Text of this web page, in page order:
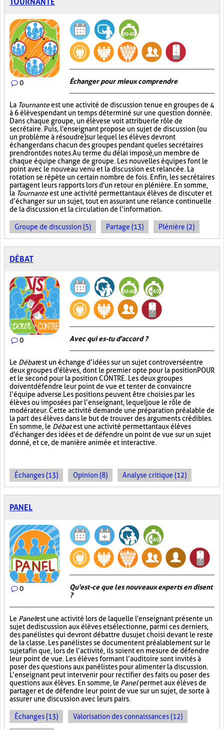
0 Échanger pour mieux comprendre
La Tournanteest une activité de discussion tenue en groupes de 4
à 6 élèves pendant un temps déterminé sur une question donnée.
Dans chaque groupe, un élève se voit attribuer le rôle de
secrétaire. Puis, l'enseignant propose un sujet de discussion (ou
un problème à résoudre) sur lequel les élèves devront
échanger dans chacun des groupes pendant que les secrétaires
prendront des notes. Au terme du délai imposé, un membre de
chaque équipe change de groupe. Les nouvelles équipes font le
point avec le nouveau venu et la discussion est relancée. La
rotation se répète un certain nombre de fois. Enfin, les secrétaires
partagent leurs rapports lors d'un retour en plénière. En somme,
la Tournanteest une activité permettant aux élèves de discuter et
d’échanger sur un sujet, tout en assurant une relance continuelle
de la discussion et la circulation de l’information.
Groupe de discussion (5) Partage (13) Plénière (2)
DÉBAT
0 Avec qui es-tu d'accord ?
Le Débatest un échange d’idées sur un sujet controversé entre
deux groupes d'élèves, dont le premier opte pour la position POUR
et le second pour la position CONTRE. Les deux groupes
doivent défendre leur point de vue et tenter de convaincre
l’équipe adverse. Les positions peuvent être choisies par les
élèves ou imposées par l’enseignant, lequel joue le rôle de
modérateur. Cette activité demande une préparation préalable de
la part des élèves dans le but de trouver des arguments crédibles.
En somme, le Débatest une activité permettant aux élèves
d'échanger des idées et de défendre un point de vue sur un sujet
donné, et ce, de manière animée et interactive.
Échanges (13) Opinion (8) Analyse critique (12)
PANEL
0
Qu'est-ce que les nouveaux experts en disent
?
Le Panelest une activité lors de laquelle l'enseignant présente un
sujet de discussion aux élèves et sélectionne, parmi ces derniers,
des panélistes qui devront débattre du sujet choisi devant le reste
de la classe. Les panélistes se documentent préalablement sur le
sujet afin que, lors de l’activité, ils soient en mesure de défendre
leur point de vue. Les élèves formant l’auditoire sont invités à
poser des questions aux panélistes pour alimenter la discussion.
L’enseignant peut intervenir pour rectifier des faits ou poser des
questions aux élèves. En somme, le Panelpermet aux élèves de
partager et de défendre leur point de vue sur un sujet, de sorte à
assurer une discussion avec leurs pairs.
Échanges (13) Valorisation des connaissances (12)